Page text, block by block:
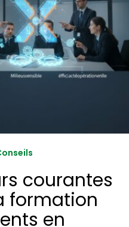
courantes
formation
en